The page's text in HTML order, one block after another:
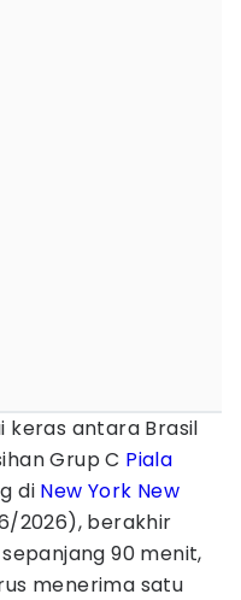
keras antara Brasil
Grup C Piala
di New York New
2026), berakhir
90 menit,
menerima satu